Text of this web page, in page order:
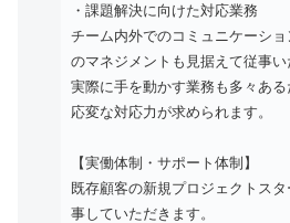
・課題解決に向けた対応業務
チーム内外でのコミュニケーシ
のマネジメントも見据えて従事
実際に手を動かす業務も多々あ
応変な対応力が求められます。
【実働体制・サポート体制】
既存顧客の新規プロジェクトス
事していただきます。